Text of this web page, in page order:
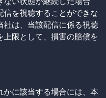
信を視聴することができな
社は、当該配信に係る視聴
上限として、損害の賠償を
かに該当する場合には、本